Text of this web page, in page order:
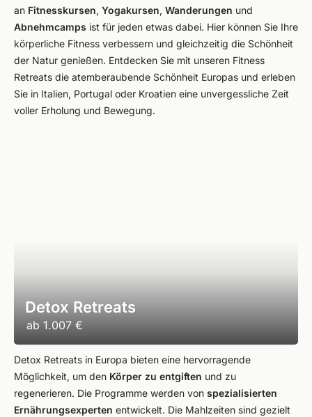
an Fitnesskursen, Yogakursen, Wanderungen und
Abnehmcamps ist für jeden etwas dabei. Hier können Sie Ihre
körperliche Fitness verbessern und gleichzeitig die Schönheit
der Natur genießen. Entdecken Sie mit unseren Fitness
Retreats die atemberaubende Schönheit Europas und erleben
Sie in Italien, Portugal oder Kroatien eine unvergessliche Zeit
voller Erholung und Bewegung.
Detox Retreats
ab 1.007 €
Detox Retreats in Europa bieten eine hervorragende
Möglichkeit, um den Körper zu entgiften und zu
regenerieren. Die Programme werden von spezialisierten
Ernährungsexperten entwickelt. Die Mahlzeiten sind gezielt